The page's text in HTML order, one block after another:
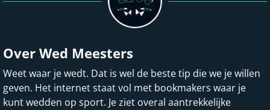
Over Wed Meesters
Weet waar je wedt. Dat is wel de beste tip die we je willen
geven. Het internet staat vol met bookmakers waar je
kunt wedden op sport. Je ziet overal aantrekkelijke